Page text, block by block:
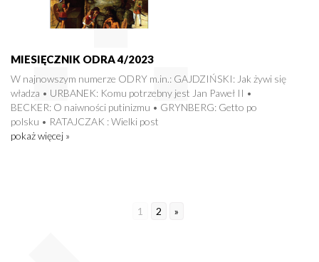
MIESIĘCZNIK ODRA 4/2023
W najnowszym numerze ODRY m.in.: GAJDZIŃSKI: Jak żywi się
władza • URBANEK: Komu potrzebny jest Jan Paweł II •
BECKER: O naiwności putinizmu • GRYNBERG: Getto po
polsku • RATAJCZAK : Wielki post
pokaż więcej »
1 2 »